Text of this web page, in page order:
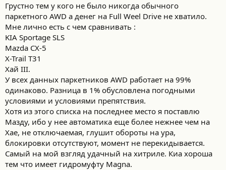
Грустно тем у кого не было никогда обычного
паркетного AWD а денег на Full Weel Drive не хватило.
Мне лично есть с чем сравнивать :
KIA Sportage SLS
Mazda CX-5
X-Trail T31
Хай III.
У всех данных паркетников AWD работает на 99%
одинаково. Разница в 1% обусловлена погодными
условиями и условиями препятствия.
Хотя из этого списка на последнее место я поставлю
Мазду, ибо у нее автоматика еще более нежнее чем на
Хае, не отключаемая, глушит обороты на ура,
блокировки отсутствуют, момент не перекидывается.
Самый на мой взгляд удачный на хитриле. Киа хороша
тем что имеет гидромуфту Magna.